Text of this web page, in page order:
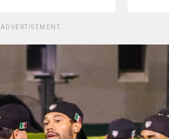
ADVERTISEMENT